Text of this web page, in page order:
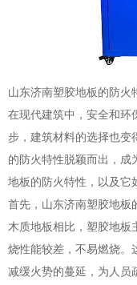
山东济南塑胶地板的防火
在现代建筑中，安全和环
步，建筑材料的选择也变
的防火特性脱颖而出，成
地板的防火特性，以及它
首先，山东济南塑胶地板
木质地板相比，塑胶地板
烧性能较差，不易燃烧。
减缓火势的蔓延，为人员